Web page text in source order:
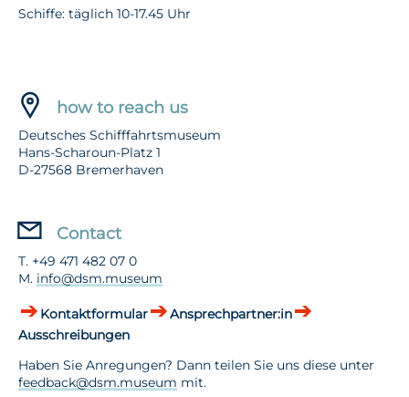
Schiffe: täglich 10-17.45 Uhr
how to reach us
Deutsches Schifffahrtsmuseum
Hans-Scharoun-Platz 1
D-27568 Bremerhaven
Contact
T. +49 471 482 07 0
M. info@dsm.museum
Kontaktformular
Ansprechpartner:in
Ausschreibungen
Haben Sie Anregungen? Dann teilen Sie uns diese unter
feedback@dsm.museum mit.